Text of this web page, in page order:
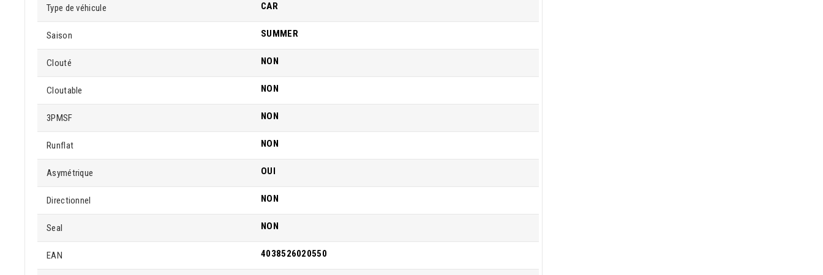
Type de véhicule CAR
Saison SUMMER
Clouté NON
Cloutable NON
3PMSF NON
Runflat NON
Asymétrique OUI
Directionnel NON
Seal NON
EAN 4038526020550